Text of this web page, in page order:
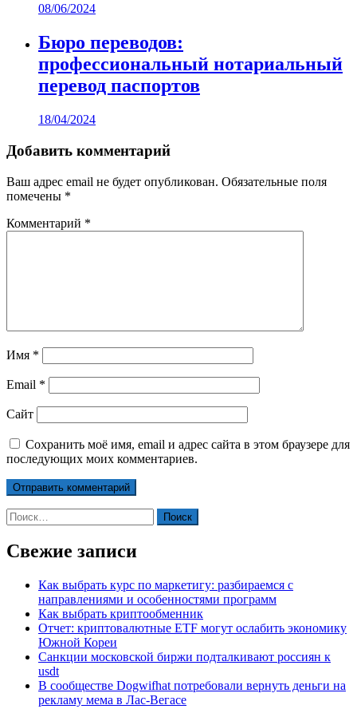
08/06/2024
Бюро переводов:
профессиональный нотариальный
перевод паспортов
18/04/2024
Добавить комментарий
Ваш адрес email не будет опубликован. Обязательные поля
помечены *
Комментарий *
Имя *
Email *
Сайт
Сохранить моё имя, email и адрес сайта в этом браузере для
последующих моих комментариев.
Найти:
Свежие записи
Как выбрать курс по маркетигу: разбираемся с
направлениями и особенностями программ
Как выбрать криптообменник
Отчет: криптовалютные ETF могут ослабить экономику
Южной Кореи
Санкции московской биржи подталкивают россиян к
usdt
В сообществе Dogwifhat потребовали вернуть деньги на
рекламу мема в Лас-Вегасе